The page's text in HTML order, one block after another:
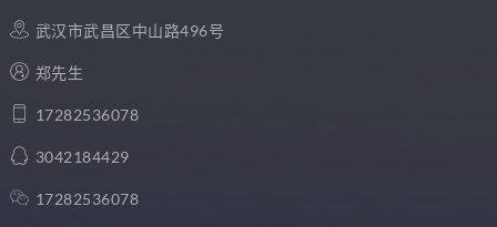
武汉市武昌区中山路496号
郑先生
17282536078
3042184429
17282536078